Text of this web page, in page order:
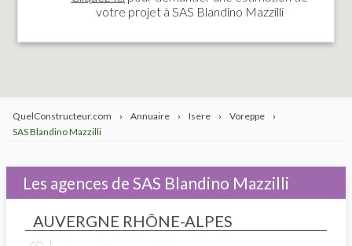
votre projet à SAS Blandino Mazzilli
QuelConstructeur.com › Annuaire › Isere › Voreppe
›
SAS Blandino Mazzilli
Les agences de SAS Blandino Mazzilli
AUVERGNE RHÔNE-ALPES